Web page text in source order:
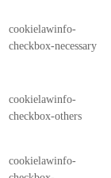
cookielawinfo-
checkbox-necessary
cookielawinfo-
checkbox-others
cookielawinfo-